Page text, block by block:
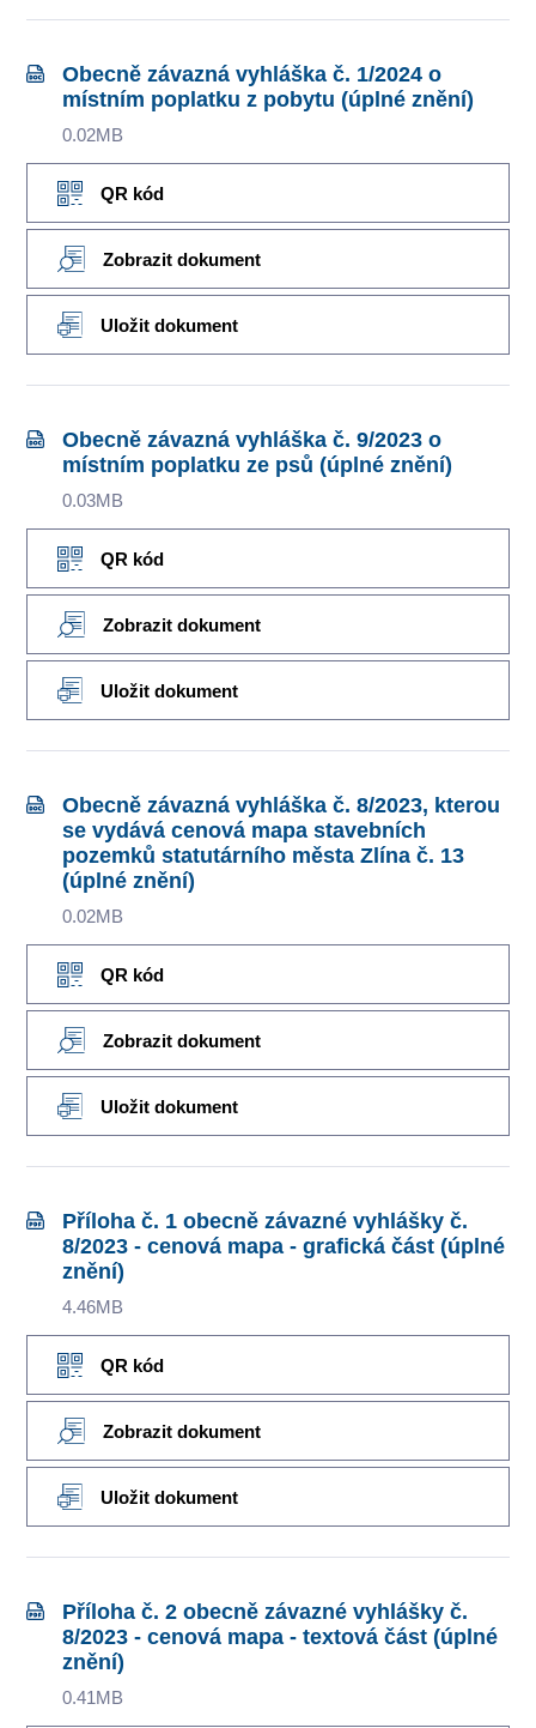
Obecně závazná vyhláška č. 1/2024 o
místním poplatku z pobytu (úplné znění)
0.02MB
QR kód
Zobrazit dokument
Uložit dokument
Obecně závazná vyhláška č. 9/2023 o
místním poplatku ze psů (úplné znění)
0.03MB
QR kód
Zobrazit dokument
Uložit dokument
Obecně závazná vyhláška č. 8/2023, kterou
se vydává cenová mapa stavebních
pozemků statutárního města Zlína č. 13
(úplné znění)
0.02MB
QR kód
Zobrazit dokument
Uložit dokument
Příloha č. 1 obecně závazné vyhlášky č.
8/2023 - cenová mapa - grafická část (úplné
znění)
4.46MB
QR kód
Zobrazit dokument
Uložit dokument
Příloha č. 2 obecně závazné vyhlášky č.
8/2023 - cenová mapa - textová část (úplné
znění)
0.41MB